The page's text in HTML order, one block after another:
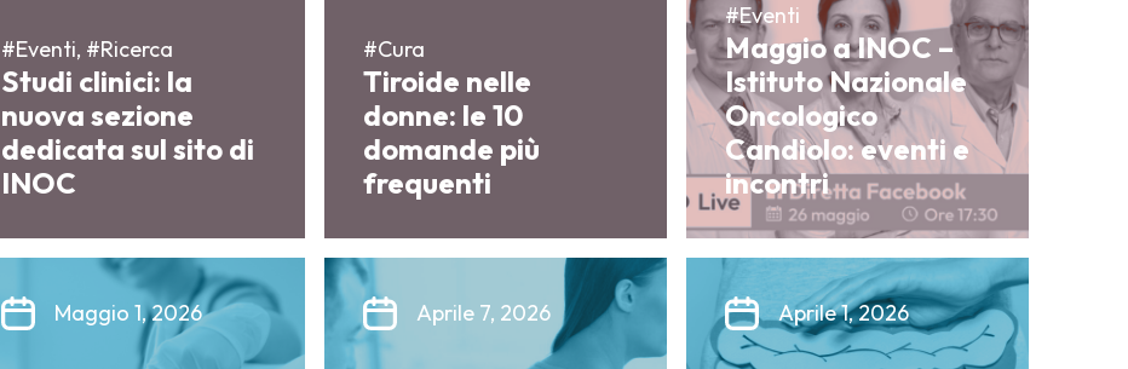
#Eventi, #Ricerca
Studi clinici: la
nuova sezione
dedicata sul sito di
INOC
#Cura
Tiroide nelle
donne: le 10
domande più
frequenti
#Eventi
Maggio a INOC –
Istituto Nazionale
Oncologico
Candiolo: eventi e
incontri
Maggio 1, 2026 Aprile 7, 2026 Aprile 1, 2026